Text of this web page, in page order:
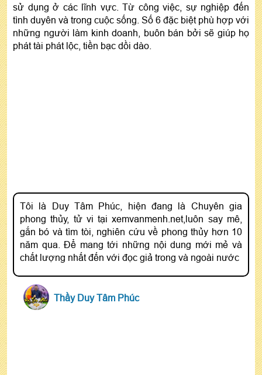
sử dụng ở các lĩnh vực. Từ công việc, sự nghiệp đến
tình duyên và trong cuộc sống. Số 6 đặc biệt phù hợp với
những người làm kinh doanh, buôn bán bởi sẽ giúp họ
phát tài phát lộc, tiền bạc dồi dào.
Tôi là Duy Tâm Phúc, hiện đang là Chuyên gia
phong thủy, tử vi tại xemvanmenh.net,luôn say mê,
gắn bó và tìm tòi, nghiên cứu về phong thủy hơn 10
năm qua. Để mang tới những nội dung mới mẻ và
chất lượng nhất đến với đọc giả trong và ngoài nước
Thầy Duy Tâm Phúc